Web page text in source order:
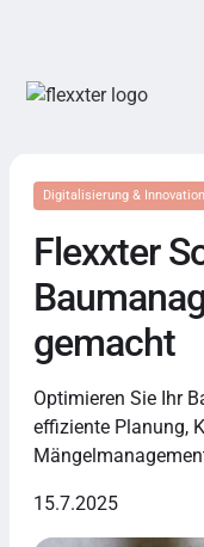
Digitalisierung & Innovation
Flexxter
gemacht
Optimieren Sie Ihr
effiziente Planung,
15.7.2025